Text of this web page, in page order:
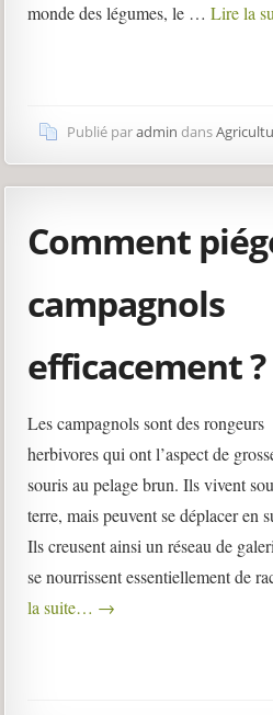
monde des légumes, le …Lire la
Publié paradmin dans
Comment
campagnols
efficacement ?
Les campagnols sont des rongeurs
herbivores qui ont l’aspect de
souris au pelage brun. Ils vivent
terre, mais peuvent se déplacer en
Ils creusent ainsi un réseau de
se nourrissent essentiellement de
la suite… →